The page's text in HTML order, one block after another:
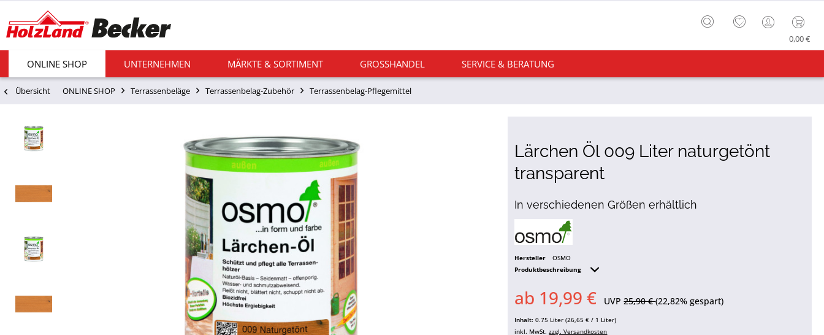
0,00 €
ONLINE SHOP UNTERNEHMEN MÄRKTE & SORTIMENT GROSSHANDEL SERVICE & BERATUNG
Übersicht ONLINE SHOP Terrassenbeläge Terrassenbelag-Zubehör Terrassenbelag-Pflegemittel
Lärchen Öl 009 Liter naturgetönt
transparent
In verschiedenen Größen erhältlich
Hersteller
OSMO
Produktbeschreibung
ab 19,99 € UVP25,90 €(22,82% gespart)
Inhalt:0.75 Liter (26,65 € / 1 Liter)
inkl. MwSt.zzgl. Versandkosten